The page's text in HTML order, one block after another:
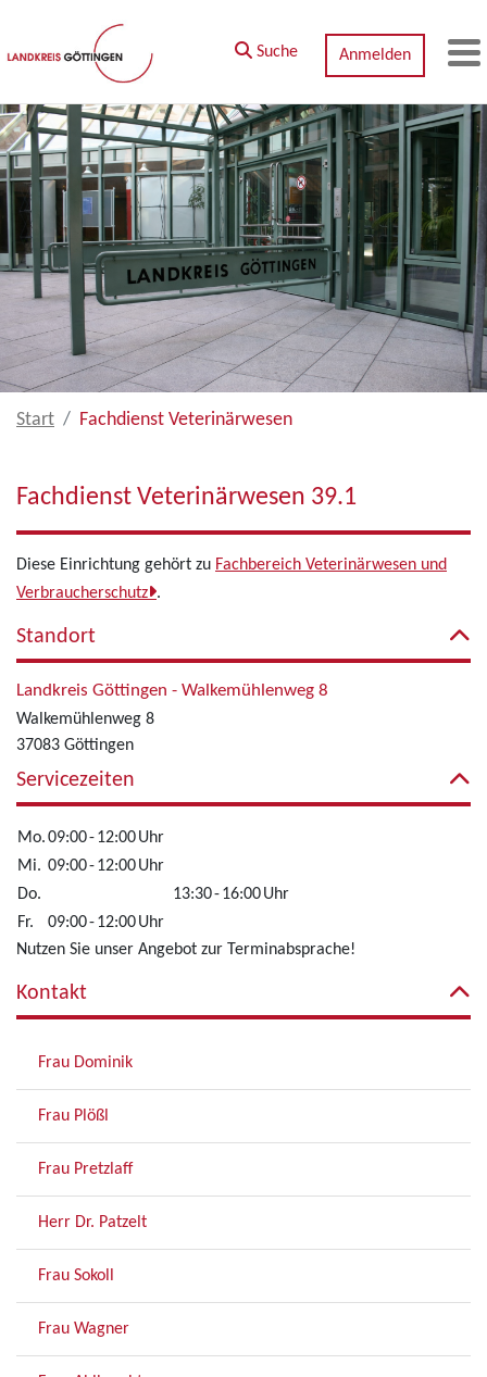
Zum Hauptinhalt springen
Suche Anmelden
Start Fachdienst Veterinärwesen
Fachdienst Veterinärwesen 39.1
Diese Einrichtung gehört zu Fachbereich Veterinärwesen und
Verbraucherschutz .
Standort
Landkreis Göttingen - Walkemühlenweg 8
Walkemühlenweg 8
37083 Göttingen
Servicezeiten
Mo.09:00-12:00Uhr
Mi. 09:00-12:00Uhr
Do.
13:30-16:00Uhr
Fr.
09:00-12:00Uhr
Nutzen Sie unser Angebot zur Terminabsprache!
Kontakt
Frau Dominik
Frau Plößl
Frau Pretzlaff
Herr Dr. Patzelt
Frau Sokoll
Frau Wagner